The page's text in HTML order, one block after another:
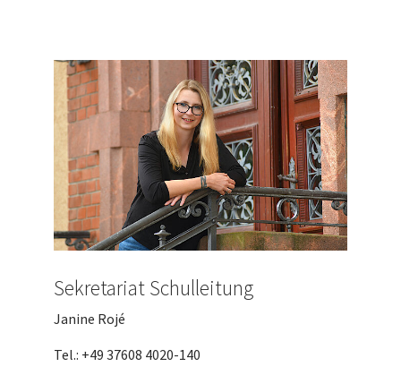
Sekretariat Schulleitung
Janine Rojé
Tel.: +49 37608 4020-140